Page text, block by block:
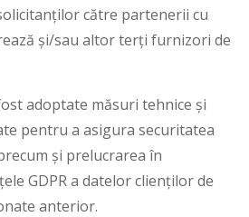
către partenerii cu
și/sau altor terți furnizori de
adoptate măsuri tehnice și
pentru a asigura securitatea
și prelucrarea în
GDPR a datelor clienților de
anterior.